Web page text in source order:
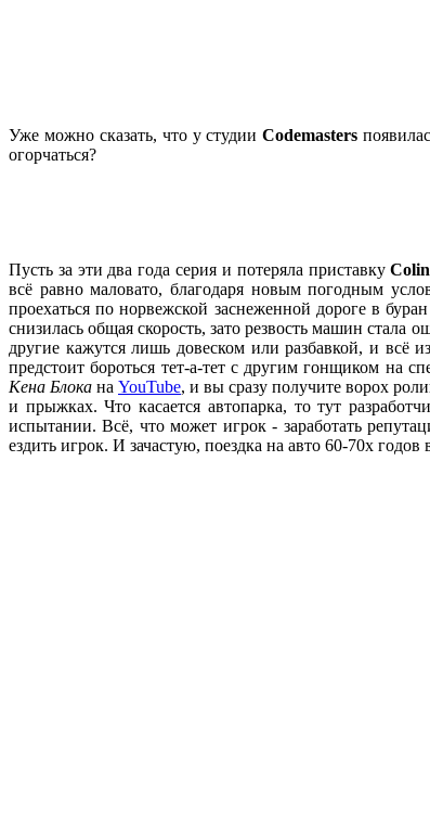
Уже можно сказать, что у студииCodemasters
огорчаться?
Пусть за эти два года серия и потеряла приставку
всё равно маловато, благодаря новым погодным
проехаться по норвежской заснеженной дороге в
снизилась общая скорость, зато резвость машин
другие кажутся лишь довеском или разбавкой, и всё
предстоит бороться тет-а-тет с другим гонщиком на
Кена Блока на YouTube, и вы сразу получите ворох
и прыжках. Что касается автопарка, то тут
испытании. Всё, что может игрок - заработать
ездить игрок. И зачастую, поездка на авто 60-70х